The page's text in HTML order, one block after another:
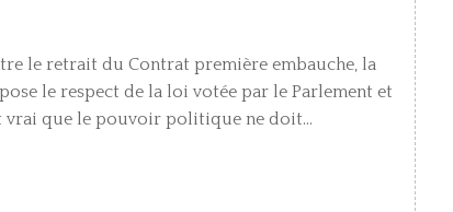
le retrait du Contrat première embauche, la
le respect de la loi votée par le Parlement et
vrai que le pouvoir politique ne doit...